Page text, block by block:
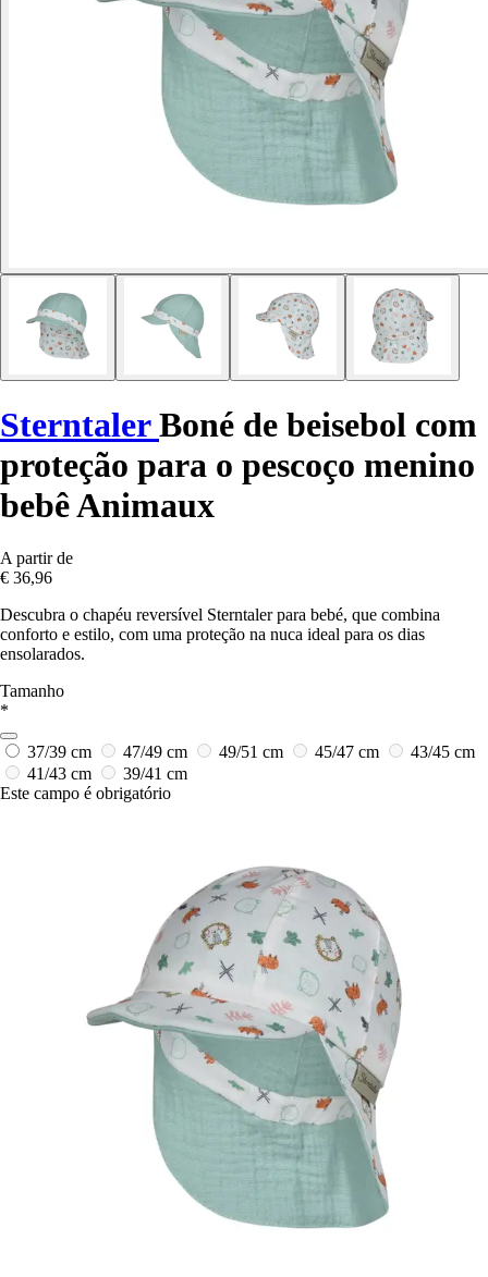
SterntalerBoné de beisebol com
proteção para o pescoço menino
bebê Animaux
A partir de
€ 36,96
Descubra o chapéu reversível Sterntaler para bebé, que combina
conforto e estilo, com uma proteção na nuca ideal para os dias
ensolarados.
Tamanho
*
37/39 cm 47/49 cm 49/51 cm 45/47 cm
43/45 cm
41/43 cm
39/41 cm
Este campo é obrigatório